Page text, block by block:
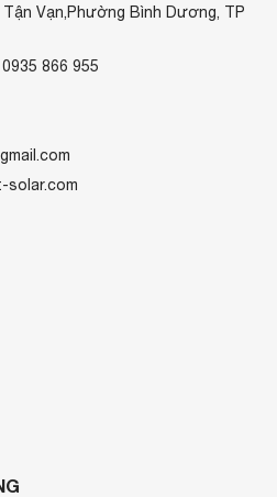
Vạn,Phường Bình Dương, TP
866 955
solar.com